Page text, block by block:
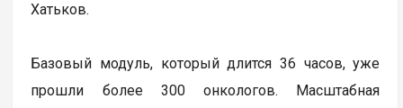
Хатьков.
Базовый модуль, который длится 36 часов, уже
прошли более 300 онкологов. Масштабная